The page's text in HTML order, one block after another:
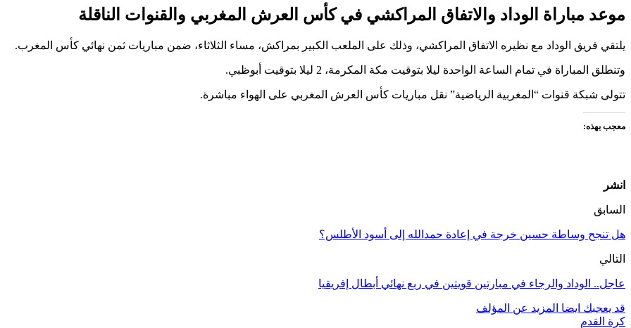
موعد مباراة الوداد والاتفاق المراكشي في كأس العرش المغربي والقنوات الناقلة
يلتقي فريق الوداد مع نظيره الاتفاق المراكشي، وذلك على الملعب الكبير بمراكش، مساء الثلاثاء، ضمن مباريات ثمن نهائي كأس المغرب.
وتنطلق المباراة في تمام الساعة الواحدة ليلا بتوقيت مكة المكرمة، 2 ليلا بتوقيت أبوظبي.
تتولى شبكة قنوات “المغربية الرياضية” نقل مباريات كأس العرش المغربي على الهواء مباشرة.
معجب بهذه:
انشر
السابق
هل تنجح وساطة حسين خرجة في إعادة حمدالله إلى أسود الأطلس؟
التالي
عاجل.. الوداد والرجاء في مبارتين قويتين في ربع نهائي أبطال إفريقيا
قد يعجبك ايضا المزيد عن المؤلف
كرة القدم